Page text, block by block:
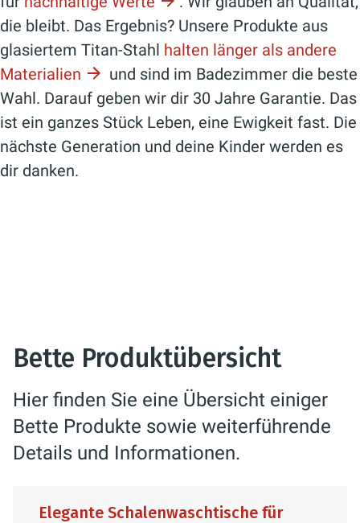
die bleibt. Das Ergebnis? Unsere Produkte aus
glasiertem Titan-Stahl halten länger als andere
Materialien
und sind im Badezimmer die beste
Wahl. Darauf geben wir dir 30 Jahre Garantie. Das
ist ein ganzes Stück Leben, eine Ewigkeit fast. Die
nächste Generation und deine Kinder werden es
dir danken.
Bette Produktübersicht
Hier finden Sie eine Übersicht einiger
Bette Produkte sowie weiterführende
Details und Informationen.
Elegante Schalenwaschtische für